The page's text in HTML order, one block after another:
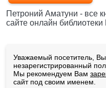
Петроний Аматуни - все
сайте онлайн библиотеки
Уважаемый посетитель,
незарегистрированный
Мы рекомендуем Вам
сайт под своим именем.